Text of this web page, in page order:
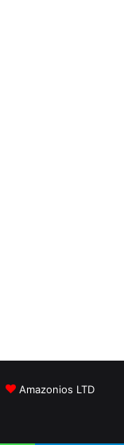
Amazonios LTD